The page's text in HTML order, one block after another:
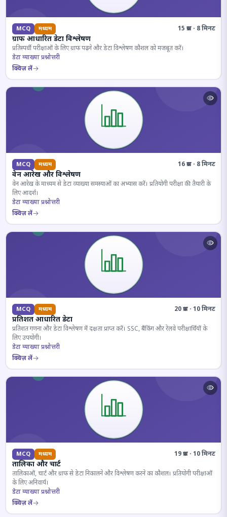
MCQ मध्यम 15 प्रश्न · 8 मिनट
ग्राफ आधारित डेटा विश्लेषण
प्रतिस्पर्धी परीक्षाओं के लिए ग्राफ पढ़ने और डेटा विश्लेषण कौशल को मजबूत करें।
डेटा व्याख्या प्रश्नोत्तरी
क्विज़ लें
MCQ मध्यम 16 प्रश्न · 8 मिनट
वेन आरेख और विश्लेषण
वेन आरेख के माध्यम से डेटा व्याख्या समस्याओं का अभ्यास करें। प्रतियोगी परीक्षा की तैयारी के
लिए आदर्श।
डेटा व्याख्या प्रश्नोत्तरी
क्विज़ लें
MCQ मध्यम 20 प्रश्न · 10 मिनट
प्रतिशत आधारित डेटा
प्रतिशत गणना और डेटा विश्लेषण में दक्षता प्राप्त करें। SSC, बैंकिंग और रेलवे परीक्षार्थियों के
लिए उपयोगी।
डेटा व्याख्या प्रश्नोत्तरी
क्विज़ लें
MCQ मध्यम 19 प्रश्न · 10 मिनट
तालिका और चार्ट
तालिकाओं, चार्ट और ग्राफ से डेटा निकालने और विश्लेषण करने का कौशल। प्रतियोगी परीक्षाओं
के लिए अनिवार्य।
डेटा व्याख्या प्रश्नोत्तरी
क्विज़ लें